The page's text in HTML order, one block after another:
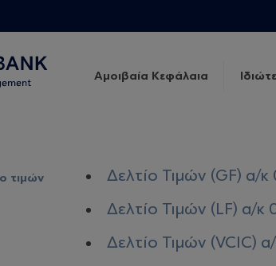
Αμοιβαία Κεφάλαια
τιμών
Δελτίο Τιμών (GF) α/
Δελτίο Τιμών (LF) α/κ
Δελτίο Τιμών (VCIC)